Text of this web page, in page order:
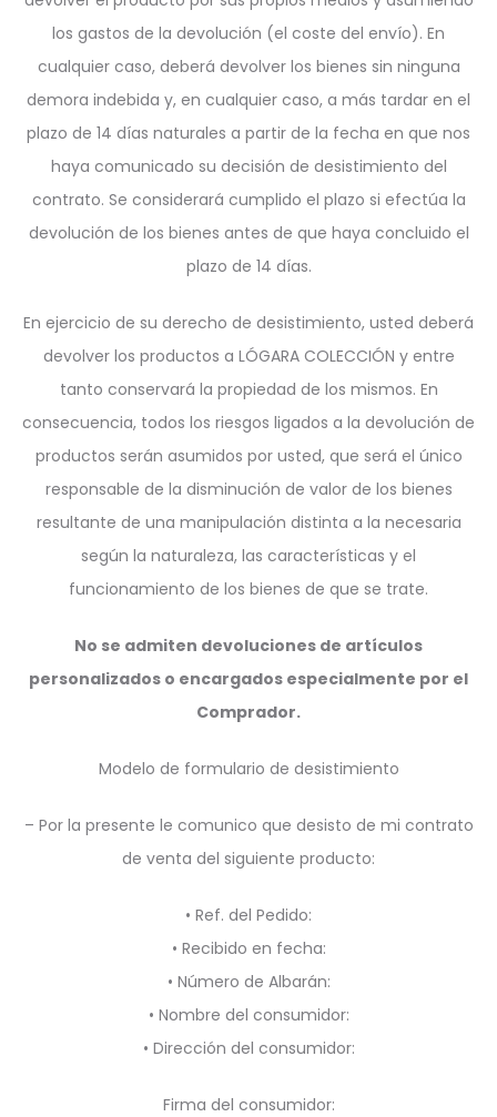
los gastos de la devolución (el coste del envío). En
cualquier caso, deberá devolver los bienes sin ninguna
demora indebida y, en cualquier caso, a más tardar en el
plazo de 14 días naturales a partir de la fecha en que nos
haya comunicado su decisión de desistimiento del
contrato. Se considerará cumplido el plazo si efectúa la
devolución de los bienes antes de que haya concluido el
plazo de 14 días.
En ejercicio de su derecho de desistimiento, usted deberá
devolver los productos a LÓGARA COLECCIÓN y entre
tanto conservará la propiedad de los mismos. En
consecuencia, todos los riesgos ligados a la devolución de
productos serán asumidos por usted, que será el único
responsable de la disminución de valor de los bienes
resultante de una manipulación distinta a la necesaria
según la naturaleza, las características y el
funcionamiento de los bienes de que se trate.
No se admiten devoluciones de artículos
personalizados o encargados especialmente por el
Comprador.
Modelo de formulario de desistimiento
– Por la presente le comunico que desisto de mi contrato
de venta del siguiente producto:
• Ref. del Pedido:
• Recibido en fecha:
• Número de Albarán:
• Nombre del consumidor:
• Dirección del consumidor:
Firma del consumidor: